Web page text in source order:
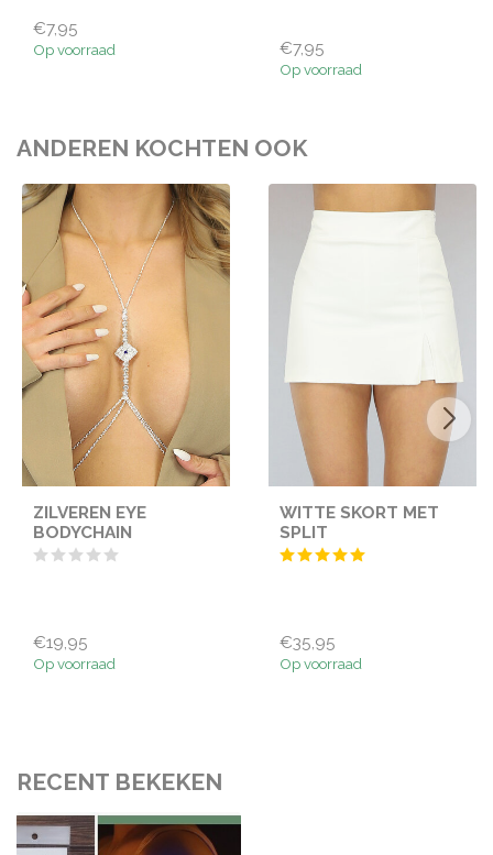
€7,95
Op voorraad €7,95
Op voorraad
ANDEREN KOCHTEN OOK
ZILVEREN EYE
BODYCHAIN
€19,95
Op voorraad
WITTE SKORT MET
SPLIT
€35,95
Op voorraad
RECENT BEKEKEN